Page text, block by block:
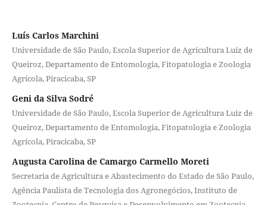
Luís Carlos Marchini
Universidade de São Paulo, Escola Superior de Agricultura Luiz de
Queiroz, Departamento de Entomologia, Fitopatologia e Zoologia
Agrícola, Piracicaba, SP
Geni da Silva Sodré
Universidade de São Paulo, Escola Superior de Agricultura Luiz de
Queiroz, Departamento de Entomologia, Fitopatologia e Zoologia
Agrícola, Piracicaba, SP
Augusta Carolina de Camargo Carmello Moreti
Secretaria de Agricultura e Abastecimento do Estado de São Paulo,
Agência Paulista de Tecnologia dos Agronegócios, Instituto de